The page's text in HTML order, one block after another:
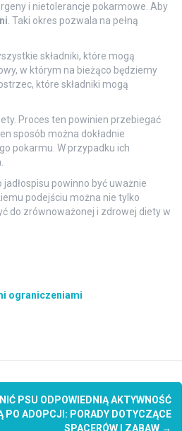
i nietolerancje pokarmowe. Aby
. Taki okres pozwala na pełną
składniki, które mogą
w którym na bieżąco będziemy
które składniki mogą
Proces ten powinien przebiegać
sposób można dokładnie
pokarmu. W przypadku ich
powinno być uważnie
podejściu można nie tylko
do zrównoważonej i zdrowej diety w
ograniczeniami
PSU ODPOWIEDNIĄ AKTYWNOŚĆ
PO ADOPCJI: PORADY DOTYCZĄCE
SPACERÓW I ZABAW →